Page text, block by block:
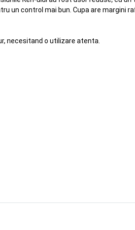
un control mai bun. Cupa are margini
necesitand o utilizare atenta.